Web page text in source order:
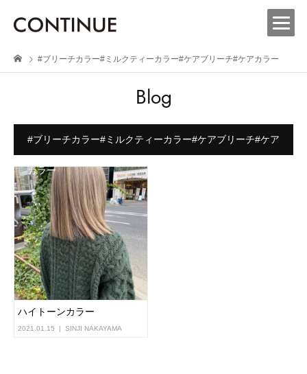
#ブリーチカラー#ミルクティーカラー#ケアブリーチ#ケアカラー
Blog
#ブリーチカラー#ミルクティーカラー#ケアブリーチ#ケア
カラー
ハイトーンカラー
2021.01.15 SINJI NAKAYAMA